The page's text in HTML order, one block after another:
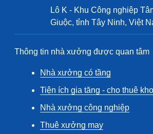
Lô K - Khu Công nghiệp
Giuộc, tỉnh Tây Ninh, Việt
Thông tin nhà xưởng được quan tâm
Nhà xưởng có tầng
Tiện ích gia tăng - cho thuê kho
Nhà xưởng công nghiệp
Thuê xưởng may